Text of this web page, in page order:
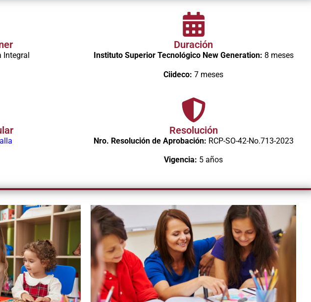
Duración
Instituto Superior Tecnológico New Generation: 8 meses
Ciideco: 7 meses
Resolución
Nro. Resolución de Aprobación: RCP-SO-42-No.713-2023
Vigencia: 5 años